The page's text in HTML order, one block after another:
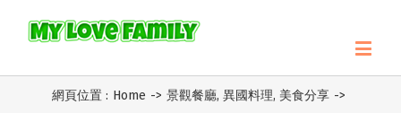
網頁位置 : Home -> 景觀餐廳, 異國料理, 美食分享 ->